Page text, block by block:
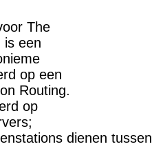
The
is een
op een
Routing.
op
dienen